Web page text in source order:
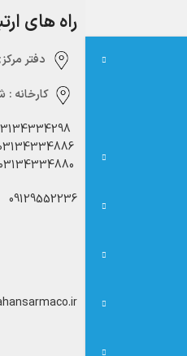
راه های
دفتر مرکزی:‌
کارخانه :
09129552236